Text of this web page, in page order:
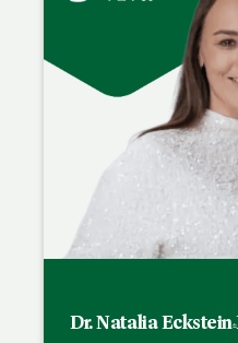
Dr. Natalia